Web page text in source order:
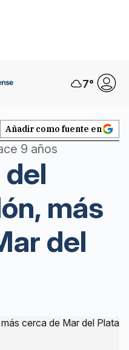
7°
Añadir como fuente en
9 años
del
más
del